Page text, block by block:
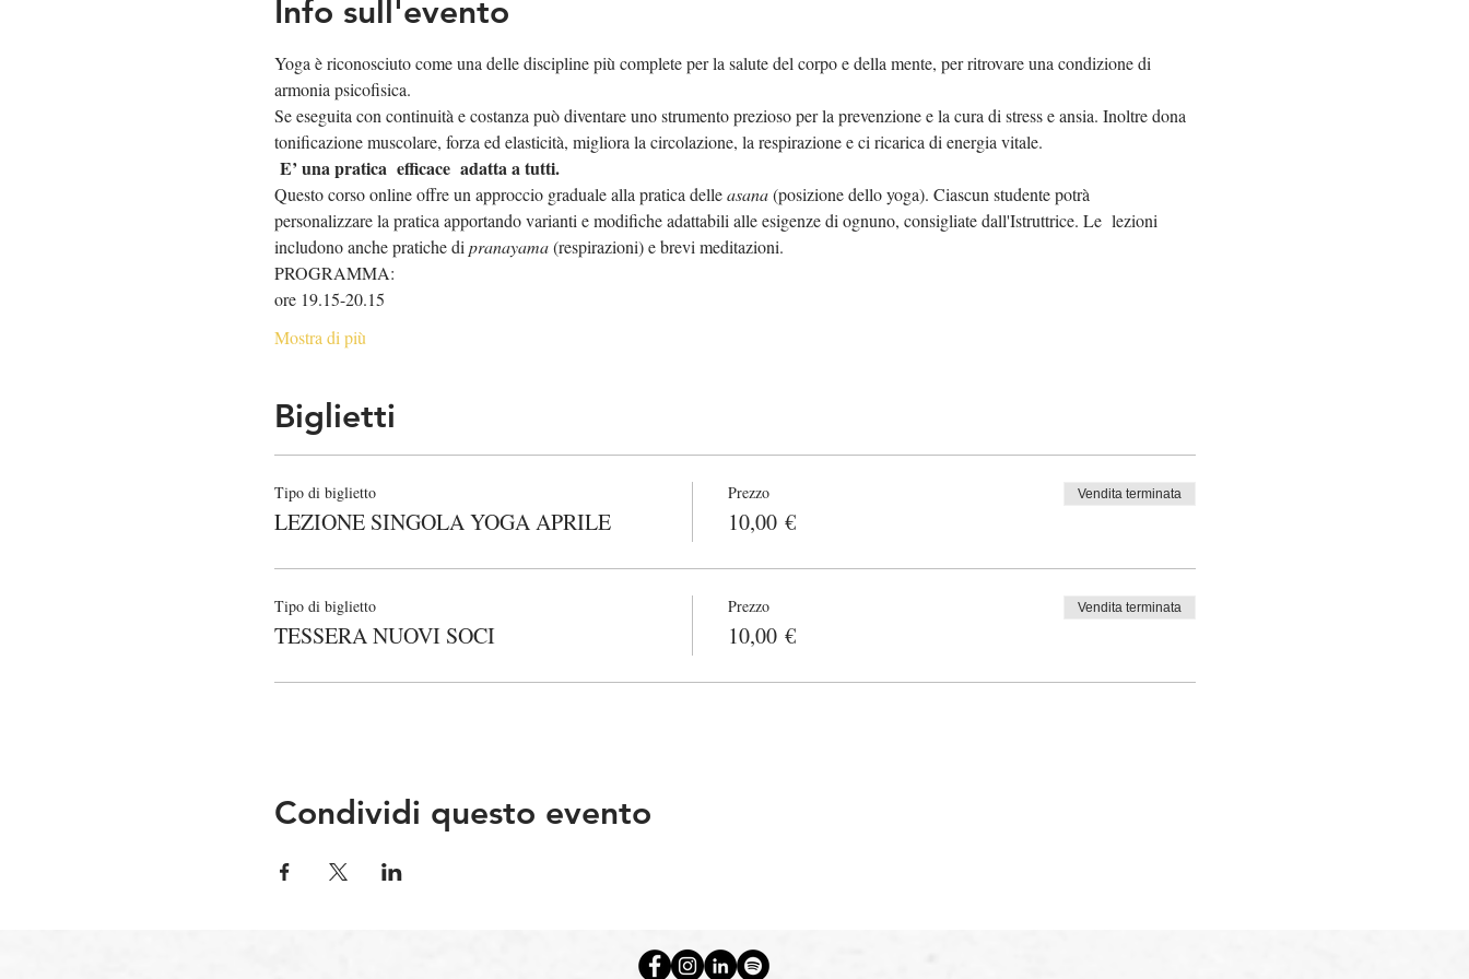
Info sull'evento
Yoga è riconosciuto come una delle discipline più complete per la salute del corpo e della mente, per ritrovare una condizione di
armonia psicofisica.
Se eseguita con continuità e costanza può diventare uno strumento prezioso per la prevenzione e la cura di stress e ansia. Inoltre dona
tonificazione muscolare, forza ed elasticità, migliora la circolazione, la respirazione e ci ricarica di energia vitale.
E’ una pratica  efficace  adatta a tutti.
Questo corso online offre un approccio graduale alla pratica delle asana (posizione dello yoga). Ciascun studente potrà
personalizzare la pratica apportando varianti e modifiche adattabili alle esigenze di ognuno, consigliate dall'Istruttrice. Le  lezioni
includono anche pratiche di pranayama (respirazioni) e brevi meditazioni.
PROGRAMMA:
ore 19.15-20.15
Mostra di più
Biglietti
Tipo di biglietto
LEZIONE SINGOLA YOGA APRILE
Prezzo
10,00 €
Vendita terminata
Tipo di biglietto
TESSERA NUOVI SOCI
Prezzo
10,00 €
Vendita terminata
Condividi questo evento